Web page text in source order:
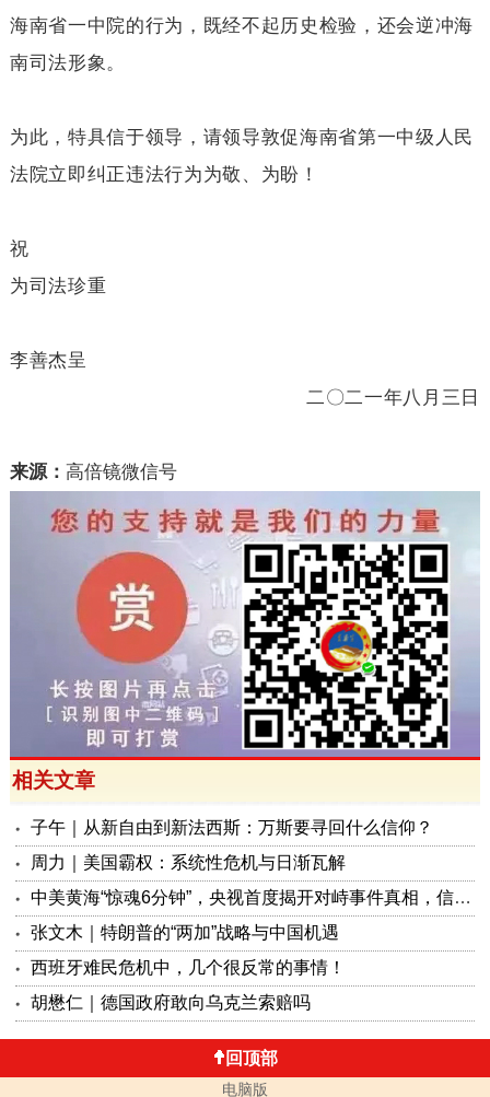
海南省一中院的行为，既经不起历史检验，还会逆冲海
南司法形象。
为此，特具信于领导，请领导敦促海南省第一中级人民
法院立即纠正违法行为为敬、为盼！
祝
为司法珍重
李善杰呈
二〇二一年八月三日
来源： 高倍镜微信号
相关文章
子午｜从新自由到新法西斯：万斯要寻回什么信仰？
周力｜美国霸权：系统性危机与日渐瓦解
中美黄海“惊魂6分钟”，央视首度揭开对峙事件真相，信号极不一般！
张文木｜特朗普的“两加”战略与中国机遇
西班牙难民危机中，几个很反常的事情！
胡懋仁｜德国政府敢向乌克兰索赔吗
回顶部
电脑版